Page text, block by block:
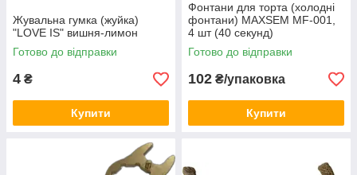
Жувальна гумка (жуйка)
"LOVE IS" вишня-лимон
Готово до відправки
4 ₴
Купити
Фонтани для торта (холодні
фонтани) MAXSEM MF-001,
4 шт (40 секунд)
Готово до відправки
102 ₴/упаковка
Купити